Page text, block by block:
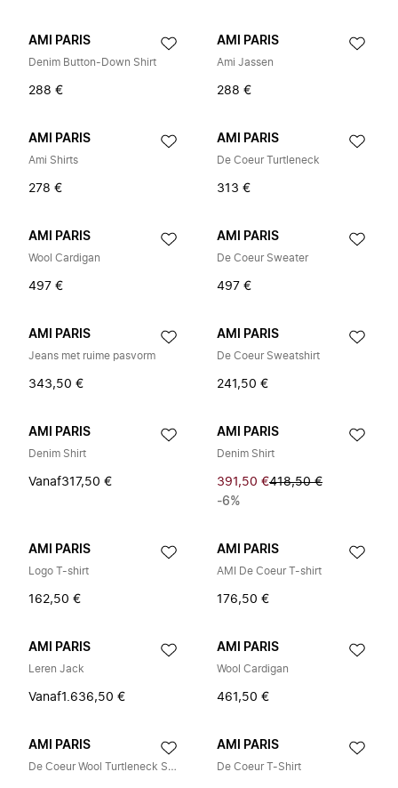
AMI PARIS
Denim Button-Down Shirt
288 €
AMI PARIS
Ami Jassen
288 €
AMI PARIS
Ami Shirts
278 €
AMI PARIS
De Coeur Turtleneck
313 €
AMI PARIS
Wool Cardigan
497 €
AMI PARIS
De Coeur Sweater
497 €
AMI PARIS
Jeans met ruime pasvorm
343,50 €
AMI PARIS
De Coeur Sweatshirt
241,50 €
AMI PARIS
Denim Shirt
Vanaf317,50 €
AMI PARIS
Denim Shirt
391,50 €418,50 €
-6%
AMI PARIS
Logo T-shirt
162,50 €
AMI PARIS
AMI De Coeur T-shirt
176,50 €
AMI PARIS
Leren Jack
Vanaf1.636,50 €
AMI PARIS
Wool Cardigan
461,50 €
AMI PARIS
De Coeur Wool Turtleneck Sweater
AMI PARIS
De Coeur T-Shirt